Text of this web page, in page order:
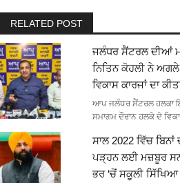
RELATED POST
ਜਲੰਧਰ ਸੈਂਟਰਲ ਦੀਆਂ
ਨਿਤਿਨ ਕੋਹਲੀ ਨੇ
ਵਿਕਾਸ ਕਾਰਜਾਂ ਦਾ
ਆਪ ਜਲੰਧਰ ਸੈਂਟਰਲ ਹਲਕਾ
ਸਮਾਗਮ ਦੌਰਾਨ ਹਲਕੇ ਦੇ
ਸਾਲ 2022 ਵਿੱਚ
ਪੜ੍ਹਨ ਲਈ ਮਜ਼ਬੂਰ
ਭਰ ‘ਚੋਂ ਸਕੂਲੀ